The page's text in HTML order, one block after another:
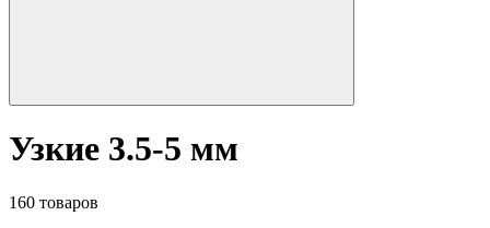
Узкие 3.5-5 мм
160 товаров